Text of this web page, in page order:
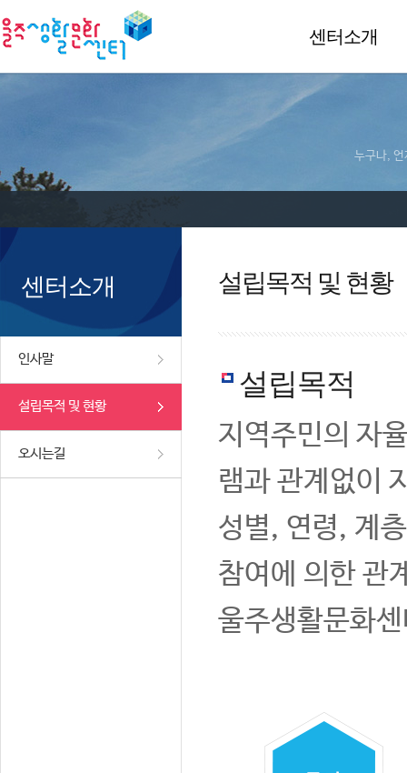
센터소개
누구나, 언
센터소개
인사말
설립목적 및 현황
오시는길
설립목적 및 현황
설립목적
지역주민의 자
램과 관계없이
성별, 연령, 계
참여에 의한 관
울주생활문화